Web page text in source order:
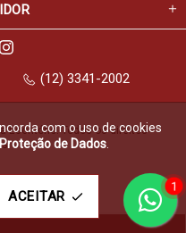
(12) 3341-2002
Escritório. Todos os direitos
com o uso de cookies
de Dados
ACEITAR
1